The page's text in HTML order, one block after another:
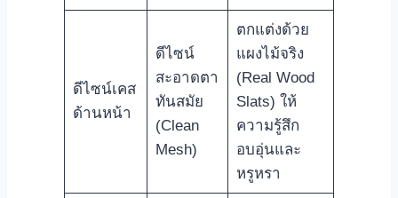
ดีไซน์เคส
ด้านหน้า
ดีไซน์
สะอาดตา
ทันสมัย
(Clean
Mesh)
ตกแต่งด้วย
แผงไม้จริง
(Real Wood
Slats) ให้
ความรู้สึก
อบอุ่นและ
หรูหรา